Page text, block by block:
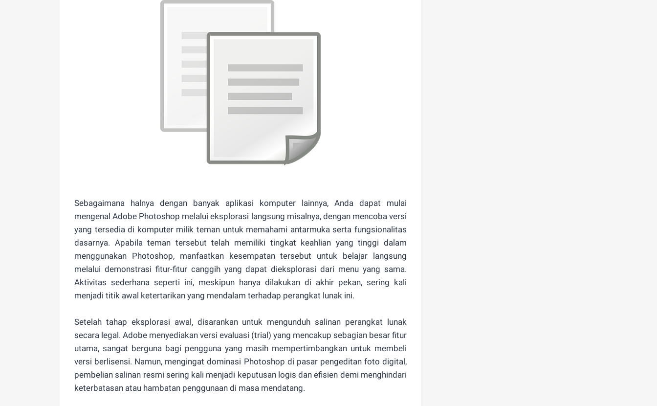
Sebagaimana halnya dengan banyak aplikasi komputer lainnya, Anda dapat mulai
mengenal Adobe Photoshop melalui eksplorasi langsung misalnya, dengan mencoba versi
yang tersedia di komputer milik teman untuk memahami antarmuka serta fungsionalitas
dasarnya. Apabila teman tersebut telah memiliki tingkat keahlian yang tinggi dalam
menggunakan Photoshop, manfaatkan kesempatan tersebut untuk belajar langsung
melalui demonstrasi fitur-fitur canggih yang dapat dieksplorasi dari menu yang sama.
Aktivitas sederhana seperti ini, meskipun hanya dilakukan di akhir pekan, sering kali
menjadi titik awal ketertarikan yang mendalam terhadap perangkat lunak ini.
Setelah tahap eksplorasi awal, disarankan untuk mengunduh salinan perangkat lunak
secara legal. Adobe menyediakan versi evaluasi (trial) yang mencakup sebagian besar fitur
utama, sangat berguna bagi pengguna yang masih mempertimbangkan untuk membeli
versi berlisensi. Namun, mengingat dominasi Photoshop di pasar pengeditan foto digital,
pembelian salinan resmi sering kali menjadi keputusan logis dan efisien demi menghindari
keterbatasan atau hambatan penggunaan di masa mendatang.